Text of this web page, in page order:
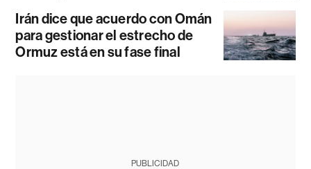
Irán dice que acuerdo con Omán
para gestionar el estrecho de
Ormuz está en su fase final
PUBLICIDAD